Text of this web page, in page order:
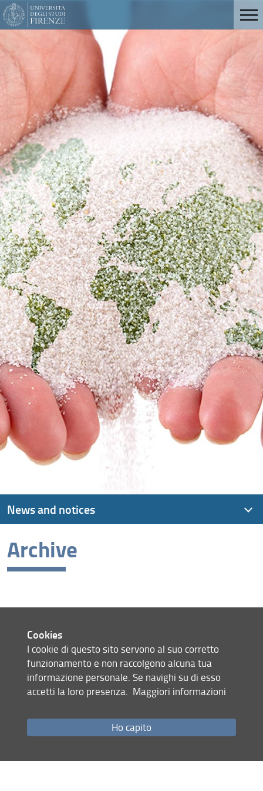
Archive
News and notices
Latest news
Archive
Site map
Contacts
Website management
Privacy policy
Legal notices
Accessibility
Cookies
I cookie di questo sito servono al suo corretto
funzionamento e non raccolgono alcuna tua
informazione personale. Se navighi su di esso
accetti la loro presenza. Maggiori informazioni
Ho capito